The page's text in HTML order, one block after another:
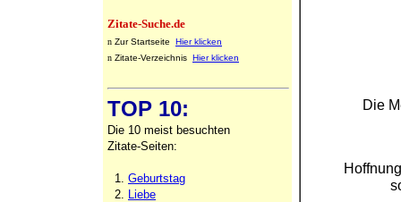
Zitate-Suche.de
n Zur Startseite Hier klicken
n Zitate-Verzeichnis Hier klicken
TOP 10:
Die 10 meist besuchten
Zitate-Seiten:
1. Geburtstag
2. Liebe
Die